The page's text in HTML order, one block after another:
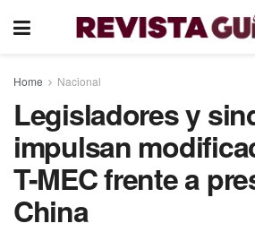
Home Nacional
Legisladores y
impulsan
T-MEC frente a
China